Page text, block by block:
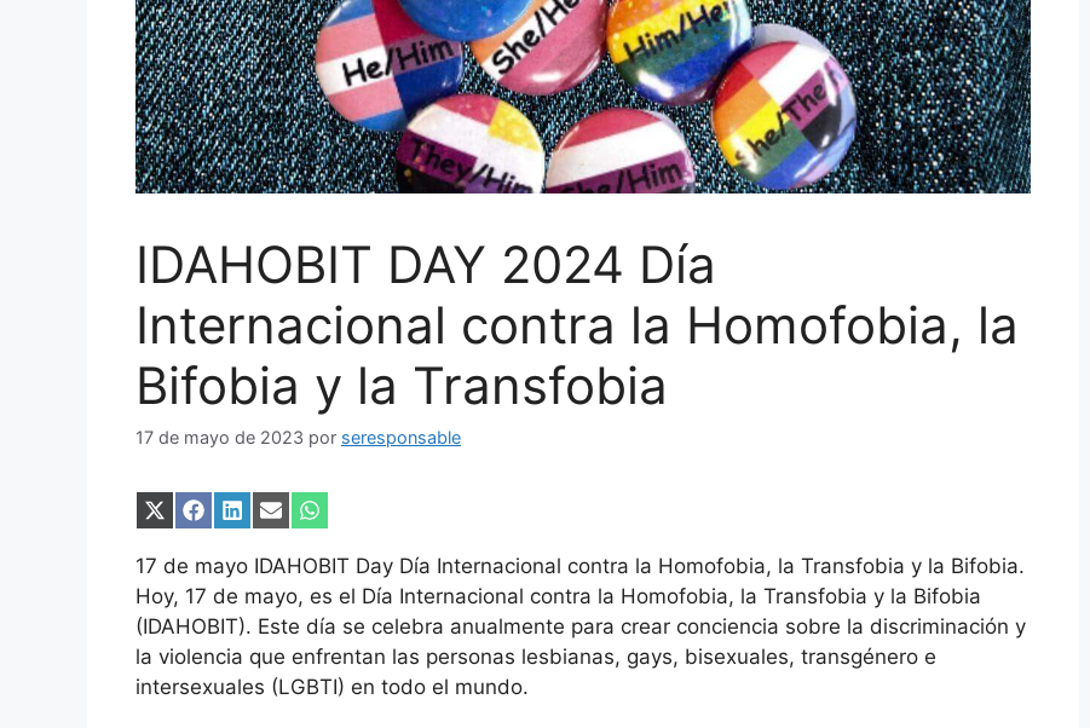
IDAHOBIT DAY 2024 Día
Internacional contra la Homofobia, la
Bifobia y la Transfobia
17 de mayo de 2023 por seresponsable
Compartir
X
(Twitter)
Compartir
Facebook
Compartir
LinkedIn
Compartir
Email
Compartir
WhatsApp
17 de mayo IDAHOBIT Day Día Internacional contra la Homofobia, la Transfobia y la Bifobia.
Hoy, 17 de mayo, es el Día Internacional contra la Homofobia, la Transfobia y la Bifobia
(IDAHOBIT). Este día se celebra anualmente para crear conciencia sobre la discriminación y
la violencia que enfrentan las personas lesbianas, gays, bisexuales, transgénero e
intersexuales (LGBTI) en todo el mundo.